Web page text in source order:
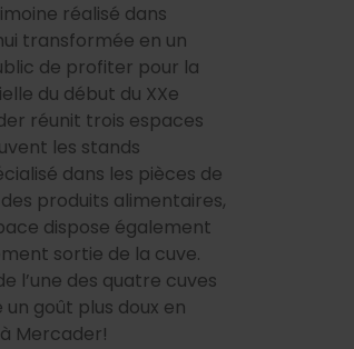
réalisé dans
transformée en un
de profiter pour la
du début du XXe
réunit trois espaces
les stands
dans les pièces de
produits alimentaires,
dispose également
sortie de la cuve.
l’une des quatre cuves
goût plus doux en
Mercader!